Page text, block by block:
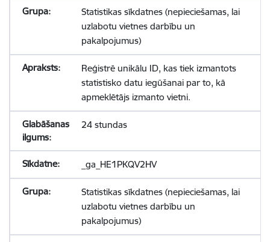
Statistikas sīkdatnes (nepieciešamas, lai
uzlabotu vietnes darbību un
pakalpojumus)
Reģistrē unikālu ID, kas tiek izmantots
statistisko datu iegūšanai par to, kā
apmeklētājs izmanto vietni.
24 stundas
_ga_HE1PKQV2HV
Statistikas sīkdatnes (nepieciešamas, lai
uzlabotu vietnes darbību un
pakalpojumus)